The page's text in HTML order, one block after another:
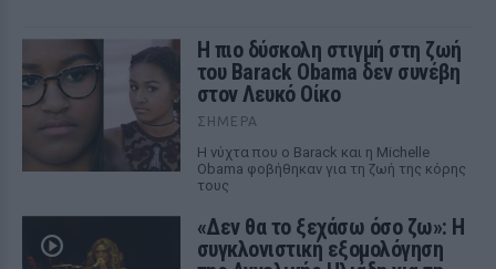
Η πιο δύσκολη στιγμή στη ζωή
του Barack Obama δεν συνέβη
στον Λευκό Οίκο
ΣΉΜΕΡΑ
Η νύχτα που ο Barack και η Michelle
Obama φοβήθηκαν για τη ζωή της κόρης
τους
«Δεν θα το ξεχάσω όσο ζω»: Η
συγκλονιστική εξομολόγηση